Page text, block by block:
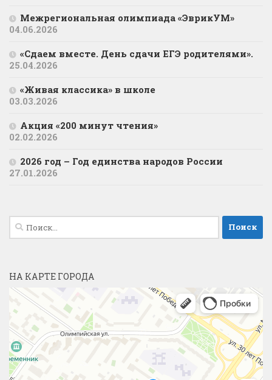
Межрегиональная олимпиада «ЭврикУМ»
04.06.2026
«Сдаем вместе. День сдачи ЕГЭ родителями».
25.04.2026
«Живая классика» в школе
03.03.2026
Акция «200 минут чтения»
02.02.2026
2026 год – Год единства народов России
27.01.2026
Найти:
НА КАРТЕ ГОРОДА